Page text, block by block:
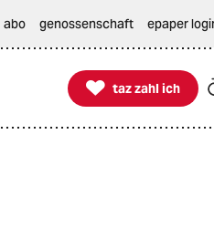
abo genossenschaft epaper

taz zahl ich
taz zahl ich